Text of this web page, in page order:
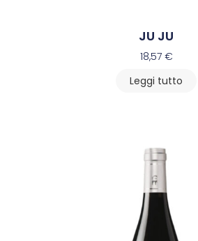
JU JU
18,57 €
Leggi tutto